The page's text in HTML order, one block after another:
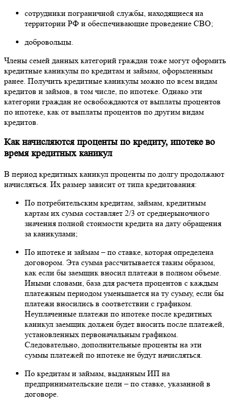
сотрудники пограничной службы, находящиеся на
территории РФ и обеспечивающие проведение СВО;
добровольцы.
Члены семей данных категорий граждан тоже могут оформить
кредитные каникулы по кредитам и займам, оформленным
ранее. Получить кредитные каникулы можно по всем видам
кредитов и займов, в том числе, по ипотеке. Однако эти
категории граждан не освобождаются от выплаты процентов
по ипотеке, как от выплаты процентов по другим видам
кредитов.
Как начисляются проценты по кредиту, ипотеке во
время кредитных каникул
В период кредитных каникул проценты по долгу продолжают
начисляться. Их размер зависит от типа кредитования:
По потребительским кредитам, займам, кредитным
картам их сумма составляет 2/3 от среднерыночного
значения полной стоимости кредита на дату обращения
за каникулами;
По ипотеке и займам – по ставке, которая определена
договором. Эта сумма рассчитывается таким образом,
как если бы заемщик вносил платежи в полном объеме.
Иными словами, база для расчета процентов с каждым
платежным периодом уменьшается на ту сумму, если бы
платежи вносились в соответствии с графиком.
Неуплаченные платежи по ипотеке после кредитных
каникул заемщик должен будет вносить после платежей,
установленных первоначальным графиком.
Следовательно, дополнительные проценты на эти
суммы платежей по ипотеке не будут начисляться.
По кредитам и займам, выданным ИП на
предпринимательские цели – по ставке, указанной в
договоре.